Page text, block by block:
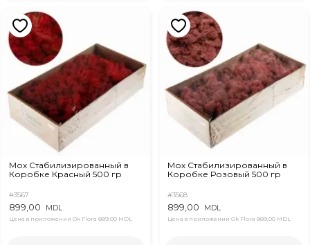
Мох Стабилизированный в
Коробке Красный 500 гр
#3567
899,00 MDL
Цена в приложении Ok Flora 889,00 MDL
Мох Стабилизированный в
Коробке Розовый 500 гр
#3568
899,00 MDL
Цена в приложении Ok Flora 889,00 MDL